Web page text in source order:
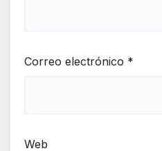
Correo electrónico *
Web